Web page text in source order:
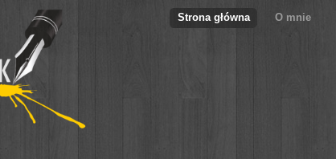
Strona główna O mnie